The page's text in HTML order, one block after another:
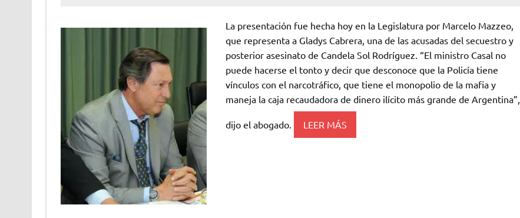
La presentación fue hecha hoy en la Legislatura por Marcelo Mazzeo,
que representa a Gladys Cabrera, una de las acusadas del secuestro y
posterior asesinato de Candela Sol Rodríguez. “El ministro Casal no
puede hacerse el tonto y decir que desconoce que la Policía tiene
vínculos con el narcotráfico, que tiene el monopolio de la mafia y
maneja la caja recaudadora de dinero ilícito más grande de Argentina”,
dijo el abogado. LEER MÁS